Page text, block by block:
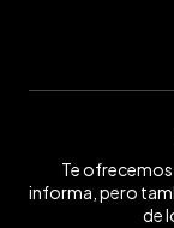
Te
informa, pero
de